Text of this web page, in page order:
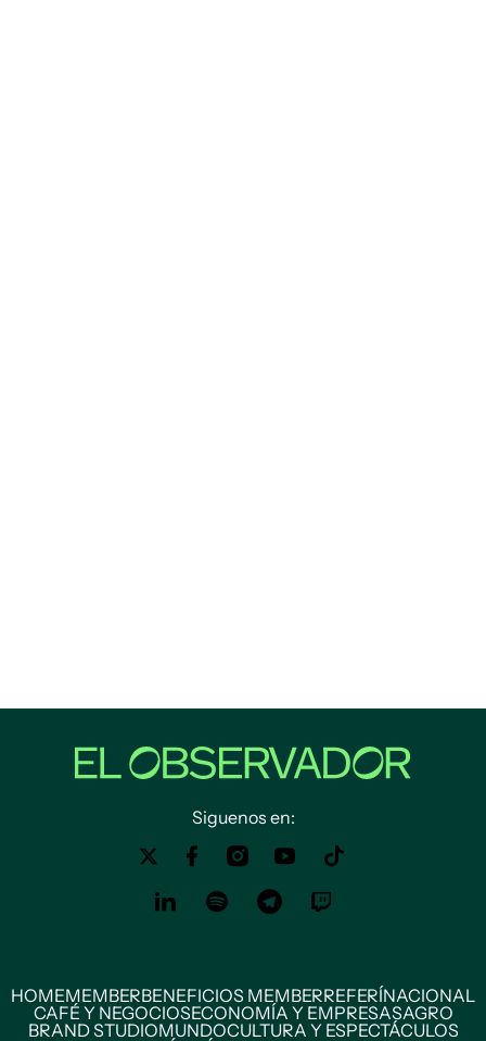
Siguenos en:
HOMEMEMBERBENEFICIOS MEMBERREFERÍNACIONAL
CAFÉ Y NEGOCIOSECONOMÍA Y EMPRESASAGRO
BRAND STUDIOMUNDOCULTURA Y ESPECTÁCULOS